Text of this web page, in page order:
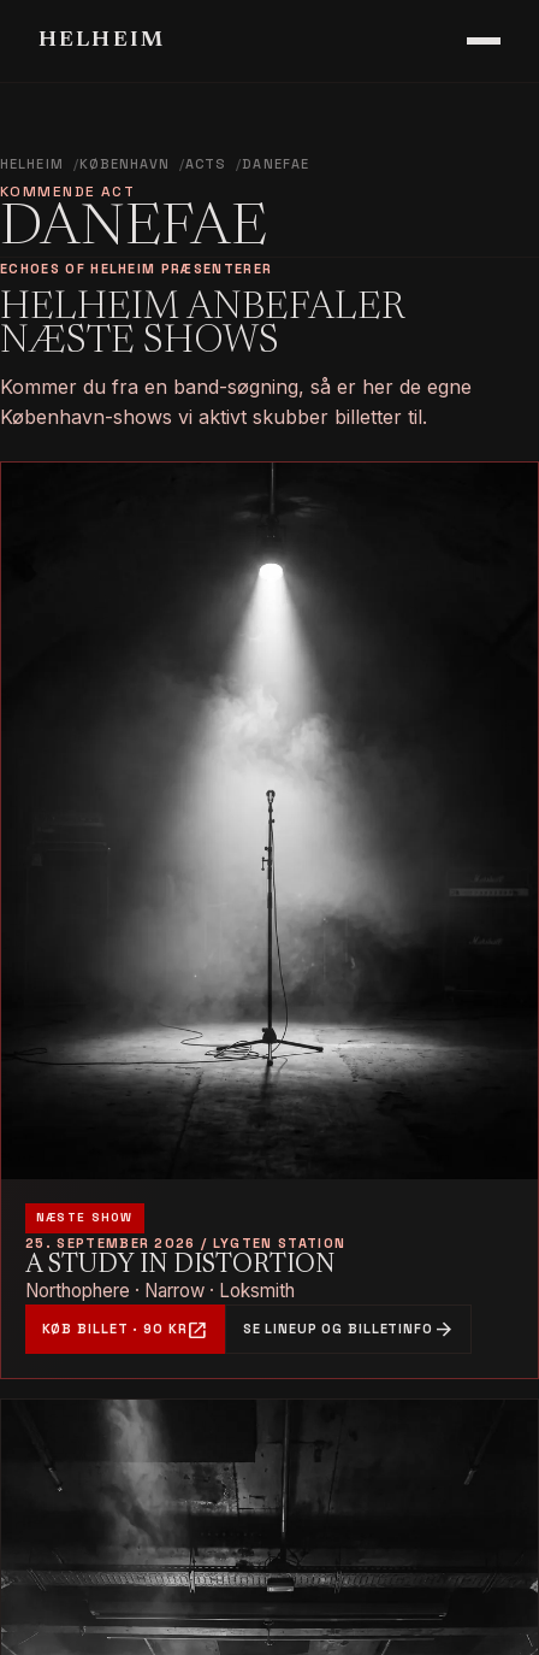
HELHEIM
HELHEIM KØBENHAVN ACTS DANEFAE
KOMMENDE ACT
DANEFAE
ECHOES OF HELHEIM PRÆSENTERER
HELHEIM ANBEFALER
NÆSTE SHOWS
Kommer du fra en band-søgning, så er her de egne
København-shows vi aktivt skubber billetter til.
NÆSTE SHOW
25. SEPTEMBER 2026 / LYGTEN STATION
A STUDY IN DISTORTION
Northophere · Narrow · Loksmith
KØB BILLET · 90 KR open_in_new SE LINEUP OG BILLETINFO arrow_forward